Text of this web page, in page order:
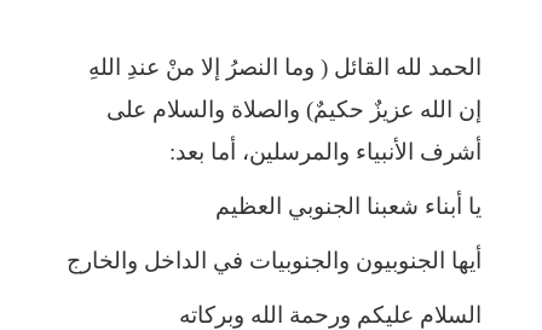
الحمد لله القائل ( وما النصرُ إلا منْ عندِ اللهِ
إن الله عزيزٌ حكيمٌ) والصلاة والسلام على
أشرف الأنبياء والمرسلين، أما بعد:
يا أبناء شعبنا الجنوبي العظيم
أيها الجنوبيون والجنوبيات في الداخل والخارج
السلام عليكم ورحمة الله وبركاته